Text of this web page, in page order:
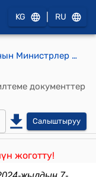
KG RU
Кыргыз Республикасынын Министрлер Кабинетинин 2023-жылдын 12-декабрындагы № 767-т (Кыргыз Республикасынын Министрлер Кабинетинин 2022-жылдын 29-декабрындагы № 699-т тескемесине өзгөртүү киргизүү тууралуу) тескемеси
документтер
Салыштыруу
жоготту!